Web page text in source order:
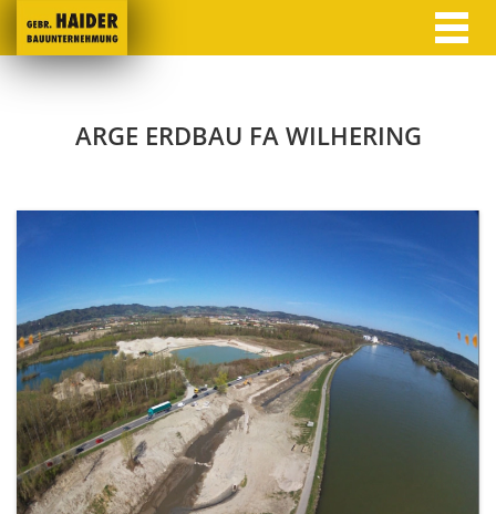
ARGE ERDBAU FA WILHERING